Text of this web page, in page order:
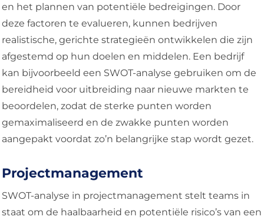
en het plannen van potentiële bedreigingen. Door
deze factoren te evalueren, kunnen bedrijven
realistische, gerichte strategieën ontwikkelen die zijn
afgestemd op hun doelen en middelen. Een bedrijf
kan bijvoorbeeld een SWOT-analyse gebruiken om de
bereidheid voor uitbreiding naar nieuwe markten te
beoordelen, zodat de sterke punten worden
gemaximaliseerd en de zwakke punten worden
aangepakt voordat zo’n belangrijke stap wordt gezet.
Projectmanagement
SWOT-analyse in projectmanagement stelt teams in
staat om de haalbaarheid en potentiële risico’s van een